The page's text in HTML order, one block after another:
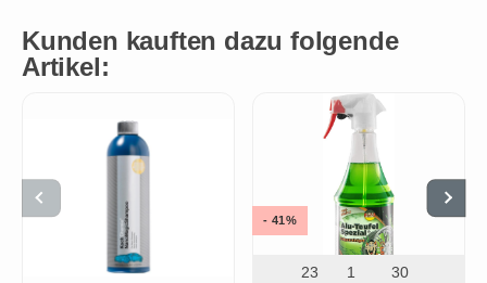
Kunden kauften dazu folgende
Artikel:
23 1 30
- 41%